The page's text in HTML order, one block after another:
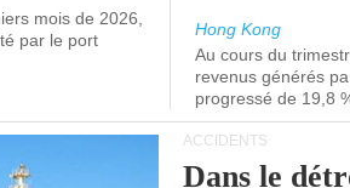
mois de 2026,
par le port
Hong Kong
Au cours du
revenus générés
progressé de 19,8
ACCIDENTS
Dans le